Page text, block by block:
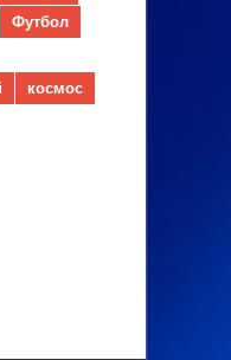
Футбол
космос